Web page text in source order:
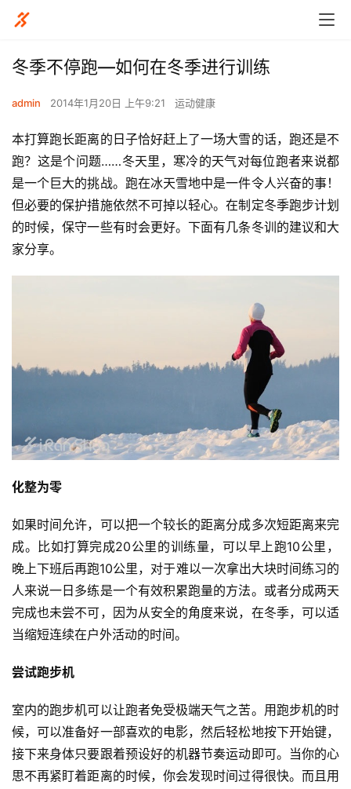
冬季不停跑—如何在冬季进行训练
admin 2014年1月20日 上午9:21 运动健康
本打算跑长距离的日子恰好赶上了一场大雪的话，跑还是不
跑？这是个问题……冬天里，寒冷的天气对每位跑者来说都
是一个巨大的挑战。跑在冰天雪地中是一件令人兴奋的事！
但必要的保护措施依然不可掉以轻心。在制定冬季跑步计划
的时候，保守一些有时会更好。下面有几条冬训的建议和大
家分享。
化整为零
如果时间允许，可以把一个较长的距离分成多次短距离来完
成。比如打算完成20公里的训练量，可以早上跑10公里，
晚上下班后再跑10公里，对于难以一次拿出大块时间练习的
人来说一日多练是一个有效积累跑量的方法。或者分成两天
完成也未尝不可，因为从安全的角度来说，在冬季，可以适
当缩短连续在户外活动的时间。
尝试跑步机
室内的跑步机可以让跑者免受极端天气之苦。用跑步机的时
候，可以准备好一部喜欢的电影，然后轻松地按下开始键，
接下来身体只要跟着预设好的机器节奏运动即可。当你的心
思不再紧盯着距离的时候，你会发现时间过得很快。而且用